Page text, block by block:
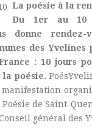
La poésie à la
Du 1er au 10
donne rendez-
des Yvelines
: 10 jours
la poésie.
manifestation
de Saint-
général des